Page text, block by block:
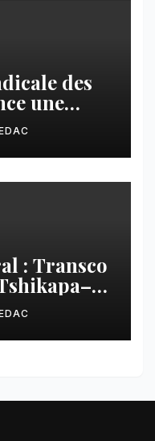
des
une
la
: Transco
les